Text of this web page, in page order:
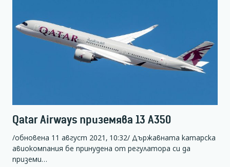
Qatar Airways приземява 13 A350
/обновена 11 август 2021, 10:32/ Държавната катарска
авиокомпания бе принудена от регулатора си да
приземи…